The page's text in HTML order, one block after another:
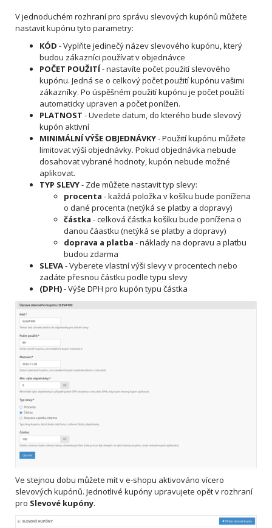
V jednoduchém rozhraní pro správu slevových kupónů můžete
nastavit kupónu tyto parametry:
KÓD - Vyplňte jedinečý název slevového kupónu, který
budou zákazníci používat v objednávce
POČET POUŽITÍ- nastavíte počet použití slevového
kupónu. Jedná se o celkový počet použití kupónu vašimi
zákazníky. Po úspěšném použití kupónu je počet použití
automaticky upraven a počet ponížen.
PLATNOST - Uvedete datum, do kterého bude slevový
kupón aktivní
MINIMÁLNÍ VÝŠE OBJEDNÁVKY- Použití kupónu můžete
limitovat výší objednávky. Pokud objednávka nebude
dosahovat vybrané hodnoty, kupón nebude možné
aplikovat.
TYP SLEVY- Zde můžete nastavit typ slevy:
procenta - každá položka v košíku bude ponížena
o dané procenta (netýká se platby a dopravy)
částka - celková částka košíku bude ponížena o
danou čáastku (netýká se platby a dopravy)
doprava a platba - náklady na dopravu a platbu
budou zdarma
SLEVA- Vyberete vlastní výši slevy v procentech nebo
zadáte přesnou částku podle typu slevy
(DPH)- Výše DPH pro kupón typu částka
Ve stejnou dobu můžete mít v e-shopu aktivováno vícero
slevových kupónů. Jednotlivé kupóny upravujete opět v rozhraní
pro Slevové kupóny.